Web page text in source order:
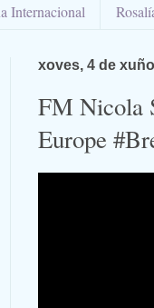
Internacional
xoves, 4 de
FM Nicola
Europe